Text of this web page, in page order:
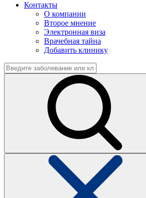
Контакты
О компании
Второе мнение
Электронная виза
Врачебная тайна
Добавить клинику